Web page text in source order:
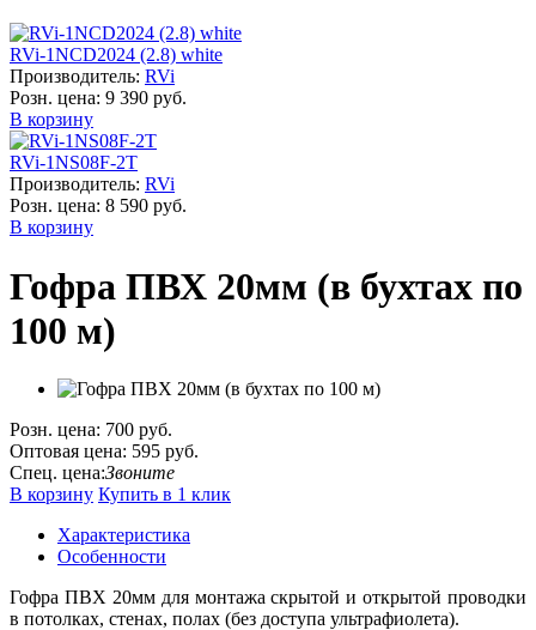
RVi-1NCD2024 (2.8) white
Производитель: RVi
Розн. цена: 9 390 руб.
В корзину
RVi-1NS08F-2T
Производитель: RVi
Розн. цена: 8 590 руб.
В корзину
Гофра ПВХ 20мм (в бухтах по
100 м)
Розн. цена: 700 руб.
Оптовая цена: 595 руб.
Спец. цена:Звоните
В корзину Купить в 1 клик
Характеристика
Особенности
Гофра ПВХ 20мм для монтажа скрытой и открытой проводки
в потолках, стенах, полах (без доступа ультрафиолета).